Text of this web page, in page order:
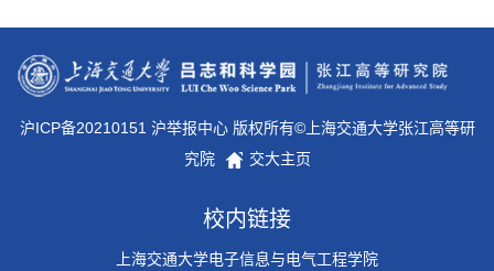
沪ICP备20210151 沪举报中心 版权所有©上海交通大学张江高等研
究院
交大主页
校内链接
上海交通大学电子信息与电气工程学院